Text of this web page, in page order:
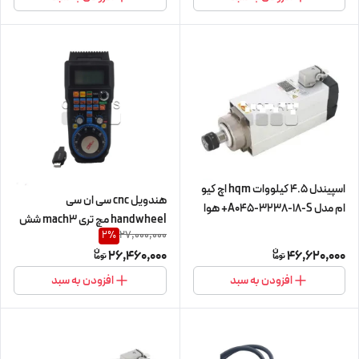
اسپیندل 4.5 کیلووات hqm اچ کیو
ام مدل A045-3238-18-S+ هوا
(اورجینال وارداتی)
46,620,000
افزودن به سبد
هندویل cnc سی ان سی
handwheel مچ تری mach3 شش
WHB04B-6
27,000,000
2%
26,460,000
افزودن به سبد